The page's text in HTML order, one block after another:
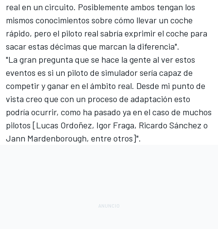
real en un circuito. Posiblemente ambos tengan los
mismos conocimientos sobre cómo llevar un coche
rápido, pero el piloto real sabría exprimir el coche para
sacar estas décimas que marcan la diferencia".
"La gran pregunta que se hace la gente al ver estos
eventos es si un piloto de simulador sería capaz de
competir y ganar en el ámbito real. Desde mi punto de
vista creo que con un proceso de adaptación esto
podría ocurrir, como ha pasado ya en el caso de muchos
pilotos [Lucas Ordoñez, Igor Fraga, Ricardo Sánchez o
Jann Mardenborough, entre otros]".